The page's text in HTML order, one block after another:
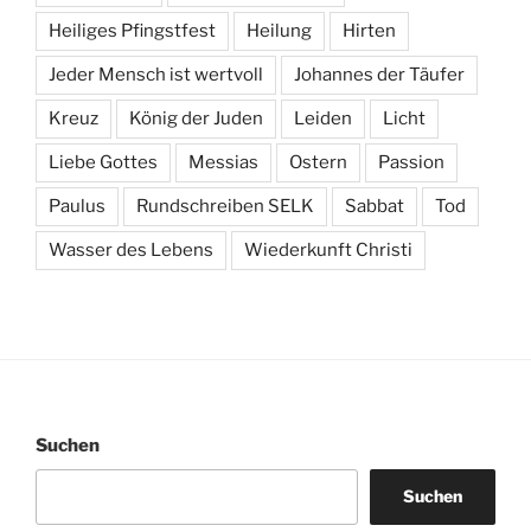
Heiliges Pfingstfest Heilung Hirten
Jeder Mensch ist wertvoll Johannes der Täufer
Kreuz König der Juden Leiden Licht
Liebe Gottes Messias Ostern Passion
Paulus Rundschreiben SELK Sabbat Tod
Wasser des Lebens Wiederkunft Christi
Suchen
Suchen